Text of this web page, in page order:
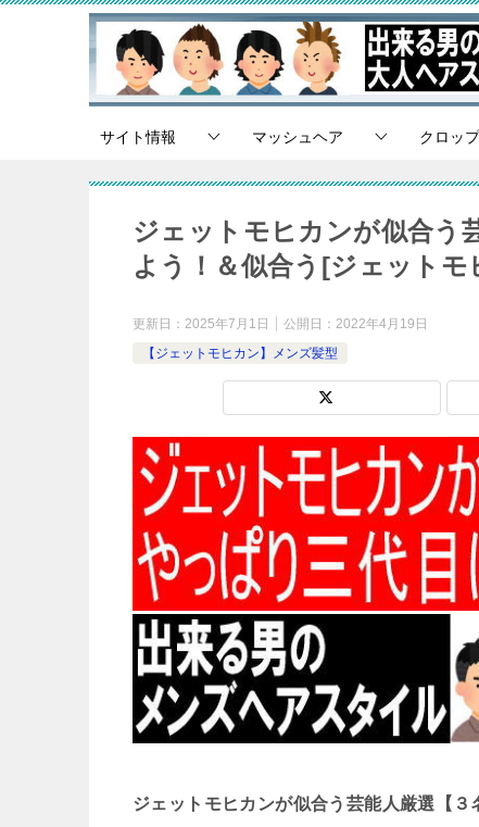
サイト情報 マッシュヘア クロッ
ジェットモヒカンが似合う
よう！＆似合う[ジェットモ
更新日： 2025年7月1日 公開日： 2022年4月19日
【ジェットモヒカン】メンズ髪型
ジェットモヒカンが似合う芸能人厳選【